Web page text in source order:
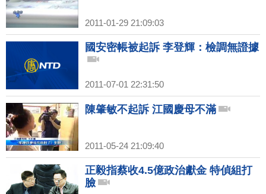
2011-01-29 21:09:03
國安密帳被起訴 李登輝：檢調無證據
2011-07-01 22:31:50
陳肇敏不起訴 江國慶母不滿
2011-05-24 21:09:40
正毅指蔡收4.5億政治獻金 特偵組打
臉